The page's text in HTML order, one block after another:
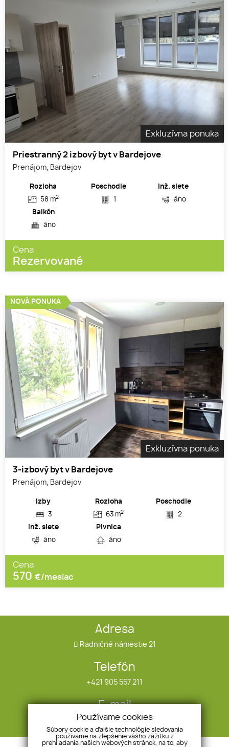
Exkluzívna ponuka
Priestranný 2 izbový byt v Bardejove
Prenájom, Bardejov
Rozloha
58 m2
Poschodie
1
Inž. siete
áno
Balkón
áno
Cena
Rezervované
Exkluzívna ponuka
3-izbový byt v Bardejove
Prenájom, Bardejov
Izby
3
Rozloha
63 m2
Poschodie
2
Inž. siete
áno
Pivnica
áno
Cena
570 €/mesiac
NOVÁ PONUKA
Adresa
Radničné námestie 21
Telefón
+421 905 557 211
E-mail
infotrend@infotrend.sk
Používame cookies
Súbory cookie a ďalšie technológie sledovania
používame na zlepšenie vášho zážitku z
prehliadania našich webových stránok, na to, aby